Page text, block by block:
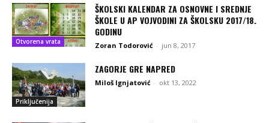
Otvorena vrata
ŠKOLSKI KALENDAR ZA OSNOVNE I SREDNJE
ŠKOLE U AP VOJVODINI ZA ŠKOLSKU 2017/18.
GODINU
Zoran Todorović - jun 8, 2017
Priključenija
ZAGORJE GRE NAPRED
Miloš Ignjatović - okt 13, 2022